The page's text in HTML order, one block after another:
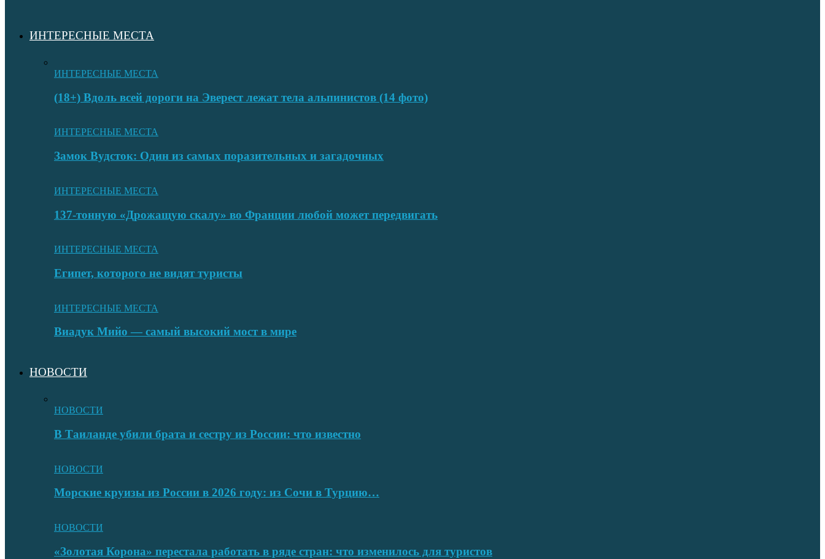
ИНТЕРЕСНЫЕ МЕСТА
ИНТЕРЕСНЫЕ МЕСТА
(18+) Вдоль всей дороги на Эверест лежат тела альпинистов (14 фото)
ИНТЕРЕСНЫЕ МЕСТА
Замок Вудсток: Один из самых поразительных и загадочных
ИНТЕРЕСНЫЕ МЕСТА
137-тонную «Дрожащую скалу» во Франции любой может передвигать
ИНТЕРЕСНЫЕ МЕСТА
Египет, которого не видят туристы
ИНТЕРЕСНЫЕ МЕСТА
Виадук Мийо — самый высокий мост в мире
НОВОСТИ
НОВОСТИ
В Таиланде убили брата и сестру из России: что известно
НОВОСТИ
Морские круизы из России в 2026 году: из Сочи в Турцию…
НОВОСТИ
«Золотая Корона» перестала работать в ряде стран: что изменилось для туристов